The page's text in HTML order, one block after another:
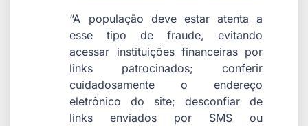
“A população deve estar atenta a
esse tipo de fraude, evitando
acessar instituições financeiras por
links patrocinados; conferir
cuidadosamente o endereço
eletrônico do site; desconfiar de
links enviados por SMS ou